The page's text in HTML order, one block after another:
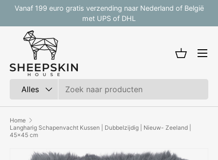
Vanaf 199 euro gratis verzending naar Nederland of België
met UPS of DHL
Alles
Mandje
Home
Langharig Schapenvacht Kussen | Dubbelzijdig | Nieuw- Zeeland |
45x45 cm
Afbeelding 2 is nu beschikbaar in gallerij-weergave